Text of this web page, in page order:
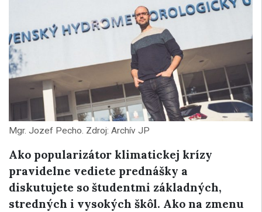
Mgr. Jozef Pecho. Zdroj: Archív JP
Ako popularizátor klimatickej krízy
pravidelne vediete prednášky a
diskutujete so študentmi základných,
stredných i vysokých škôl. Ako na zmenu